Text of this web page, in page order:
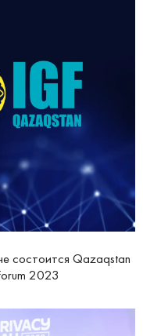
состоится Qazaqstan
2023